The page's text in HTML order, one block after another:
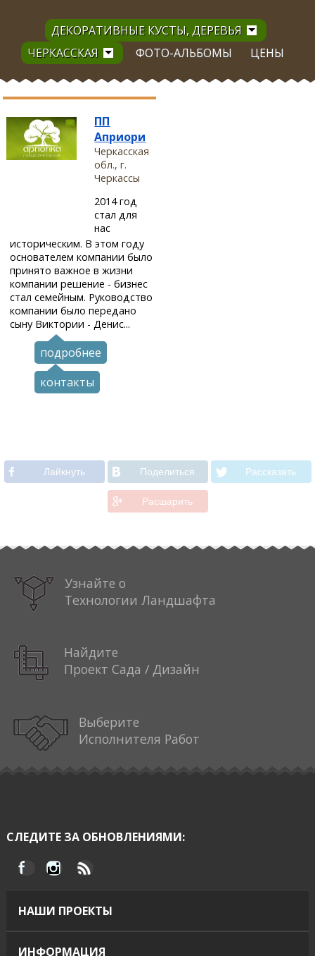
ДЕКОРАТИВНЫЕ КУСТЫ, ДЕРЕВЬЯ
ЧЕРКАССКАЯ
ФОТО-АЛЬБОМЫ ЦЕНЫ
ПП
Априори
Черкасская
обл., г.
Черкассы
2014 год
стал для
нас
историческим. В этом году
основателем компании было
принято важное в жизни
компании решение - бизнес
стал семейным. Руководство
компании было передано
сыну Виктории - Денис...
подробнее
контакты
Лайкнуть Поделиться Рассказать
Расшарить
Узнайте о
Технологии Ландшафта
Найдите
Проект Сада / Дизайн
Выберите
Исполнителя Работ
СЛЕДИТЕ ЗА ОБНОВЛЕНИЯМИ:
НАШИ ПРОЕКТЫ
ИНФОРМАЦИЯ